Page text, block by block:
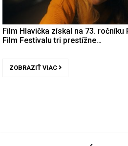
Film Hlavička získal na 73. ročníku
Film Festivalu tri prestížne…
ZOBRAZIŤ VIAC